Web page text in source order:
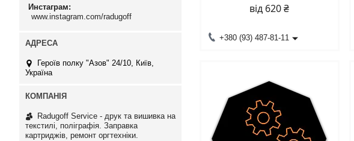
від 620 ₴
+380 (93) 487-81-11
Инстаграм
www.instagram.com/radugoff
Героїв полку "Азов" 24/10, Київ,
Україна
Radugoff Service - друк та вишивка на
текстилі, поліграфія. Заправка
картриджів, ремонт оргтехніки.